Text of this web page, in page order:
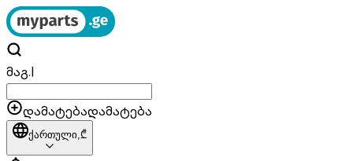
მაგ.|
დამატებადამატება
ქართული,₾